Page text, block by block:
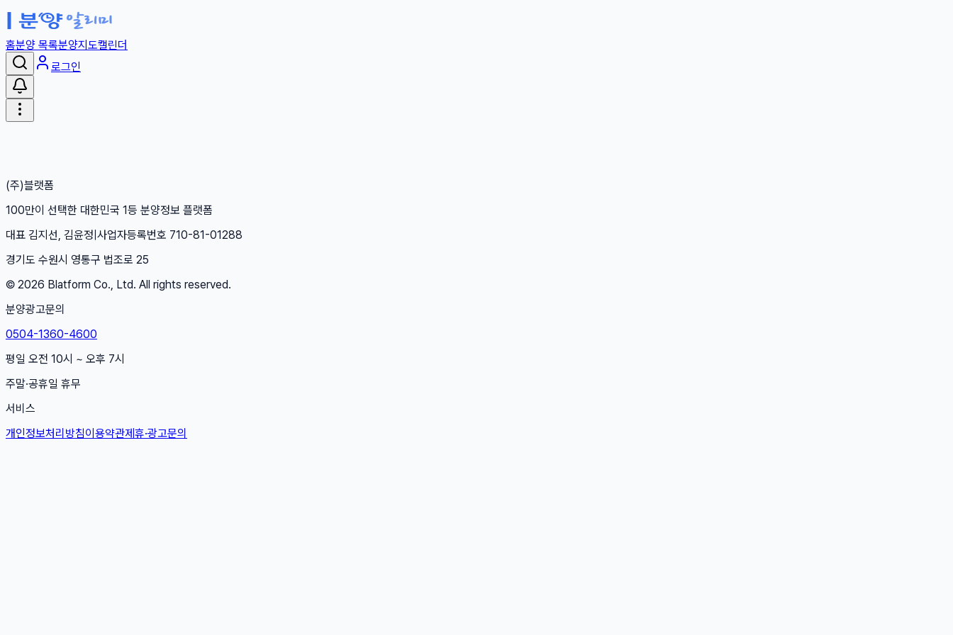
홈분양 목록분양지도캘린더
로그인
(주)블랫폼
100만이 선택한 대한민국 1등 분양정보 플랫폼
대표 김지선, 김윤정 사업자등록번호 710-81-01288
경기도 수원시 영통구 법조로 25
© 2026 Blatform Co., Ltd. All rights reserved.
분양광고문의
0504-1360-4600
평일 오전 10시 ~ 오후 7시
주말·공휴일 휴무
서비스
개인정보처리방침이용약관제휴·광고문의